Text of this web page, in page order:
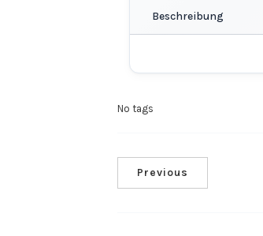
Beschreibung
No tags
Previous